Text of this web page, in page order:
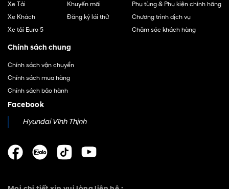
Xe Tải
Xe Khách
Xe tải Euro 5
Khuyến mãi
Đăng ký lái thử
Phụ tùng & Phụ kiện chính hãng
Chương trình dịch vụ
Chăm sóc khách hàng
Chính sách chung
Chính sách vận chuyển
Chính sách mua hàng
Chính sách bảo hành
Facebook
Hyundai Vĩnh Thịnh